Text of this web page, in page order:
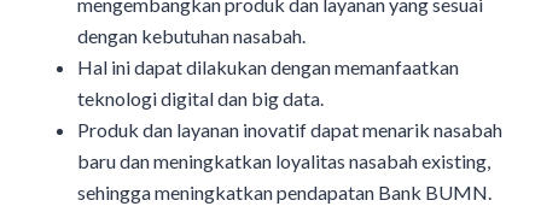
dengan kebutuhan nasabah.
Hal ini dapat dilakukan dengan memanfaatkan
teknologi digital dan big data.
Produk dan layanan inovatif dapat menarik nasabah
baru dan meningkatkan loyalitas nasabah existing,
sehingga meningkatkan pendapatan Bank BUMN.